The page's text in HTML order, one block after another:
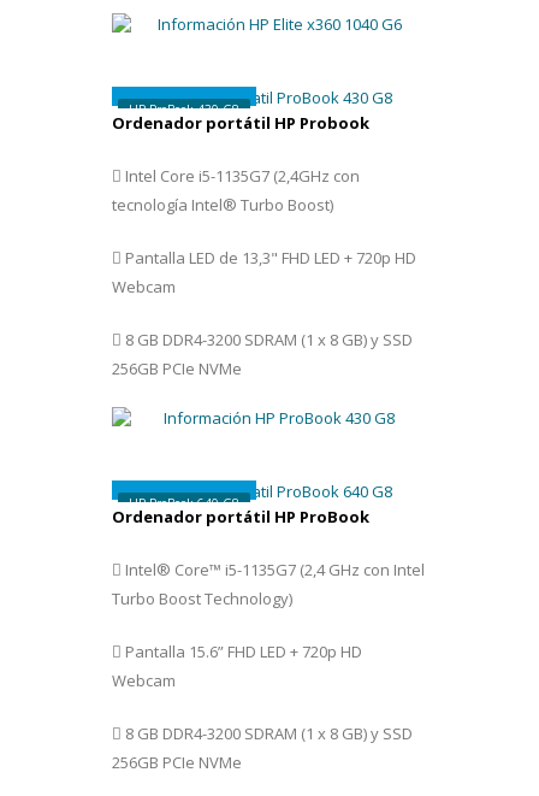
HP ProBook 430 G8
Ordenador portátil HP Probook
Intel Core i5-1135G7 (2,4GHz con
tecnología Intel® Turbo Boost)
Pantalla LED de 13,3" FHD LED + 720p HD
Webcam
8 GB DDR4-3200 SDRAM (1 x 8 GB) y SSD
256GB PCIe NVMe
HP ProBook 640 G8
Ordenador portátil HP ProBook
Intel® Core™ i5-1135G7 (2,4 GHz con Intel
Turbo Boost Technology)
Pantalla 15.6” FHD LED + 720p HD
Webcam
8 GB DDR4-3200 SDRAM (1 x 8 GB) y SSD
256GB PCIe NVMe